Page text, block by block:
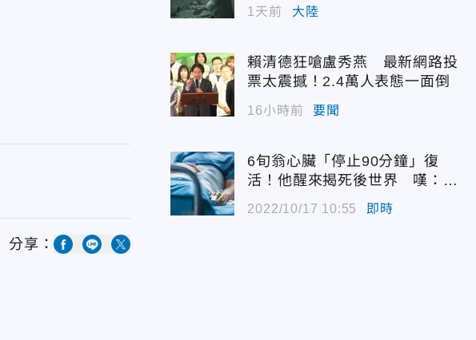
分享：
1天前 大陸
賴清德狂嗆盧秀燕 最新網路投
票太震撼！2.4萬人表態一面倒
16小時前 要聞
6旬翁心臟「停止90分鐘」復
活！他醒來揭死後世界 嘆：很
2022/10/17 10:55 即時